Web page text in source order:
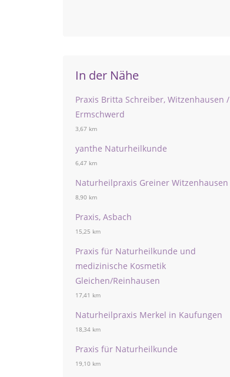
In der Nähe
Praxis Britta Schreiber, Witzenhausen /
Ermschwerd
3,67 km
yanthe Naturheilkunde
6,47 km
Naturheilpraxis Greiner Witzenhausen
8,90 km
Praxis, Asbach
15,25 km
Praxis für Naturheilkunde und
medizinische Kosmetik
Gleichen/Reinhausen
17,41 km
Naturheilpraxis Merkel in Kaufungen
18,34 km
Praxis für Naturheilkunde
19,10 km